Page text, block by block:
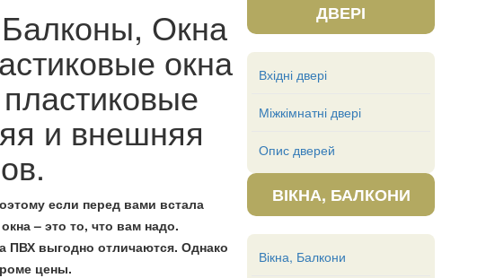
Окна
окна
и внешняя
если перед вами встала
– это то, что вам надо.
ПВХ выгодно отличаются. Однако
цены.
ДВЕРІ
Вхідні двері
Міжкімнатні двері
Опис дверей
ВІКНА, БАЛКОНИ
Вікна, Балкони